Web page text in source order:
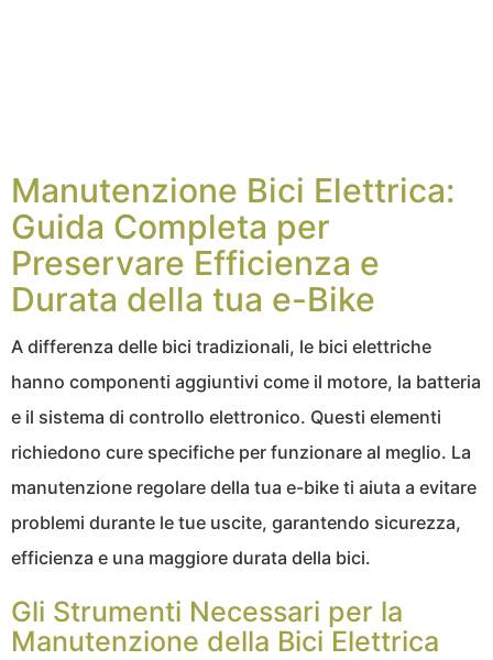
Manutenzione Bici Elettrica:
Guida Completa per
Preservare Efficienza e
Durata della tua e-Bike
A differenza delle bici tradizionali, le bici elettriche
hanno componenti aggiuntivi come il motore, la batteria
e il sistema di controllo elettronico. Questi elementi
richiedono cure specifiche per funzionare al meglio. La
manutenzione regolare della tua e-bike ti aiuta a evitare
problemi durante le tue uscite, garantendo sicurezza,
efficienza e una maggiore durata della bici.
Gli Strumenti Necessari per la
Manutenzione della Bici Elettrica